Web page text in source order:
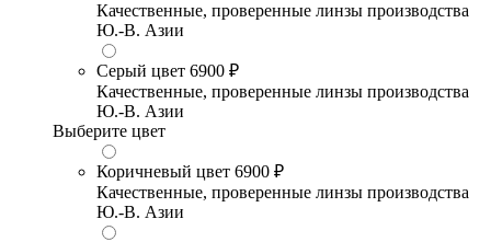
Качественные, проверенные линзы производства
Ю.-В. Азии
Серый цвет 6900 ₽
Качественные, проверенные линзы производства
Ю.-В. Азии
Выберите цвет
Коричневый цвет 6900 ₽
Качественные, проверенные линзы производства
Ю.-В. Азии